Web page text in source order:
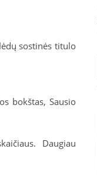
sostinės titulo
bokštas, Sausio
Daugiau